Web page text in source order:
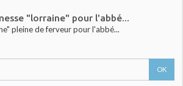
"lorraine" pour l'abbé...
pleine de ferveur pour l'abbé...